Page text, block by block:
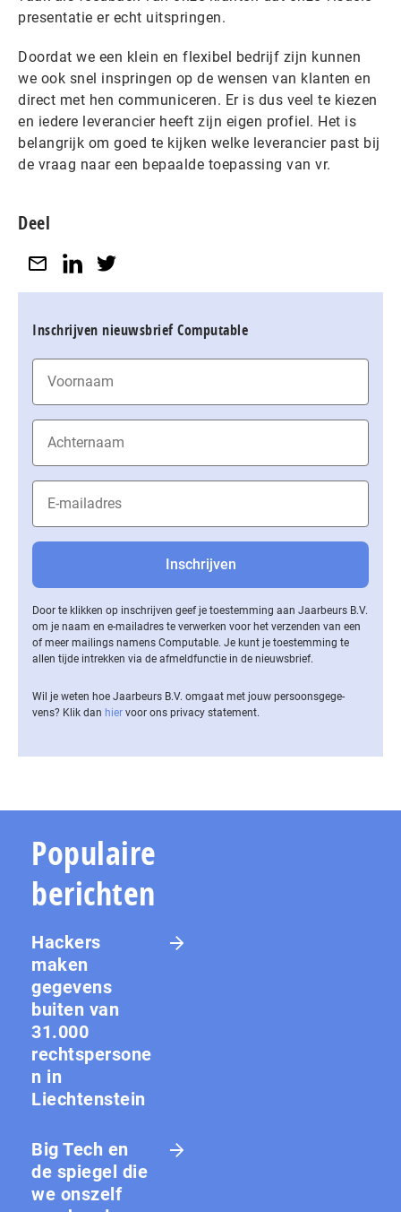
presentatie er echt uitspringen.
Doordat we een klein en flexibel bedrijf zijn kunnen
we ook snel inspringen op de wensen van klanten en
direct met hen communiceren. Er is dus veel te kiezen
en iedere leverancier heeft zijn eigen profiel. Het is
belangrijk om goed te kijken welke leverancier past bij
de vraag naar een bepaalde toepassing van vr.
Deel
Inschrijven nieuwsbrief Computable
Door te klikken op inschrijven geef je toestemming aan Jaarbeurs B.V.
om je naam en e-mailadres te verwerken voor het verzenden van een
of meer mailings namens Computable. Je kunt je toestemming te
allen tijde intrekken via de af­meld­func­tie in de nieuwsbrief.
Wil je weten hoe Jaarbeurs B.V. omgaat met jouw per­soons­ge­ge­
vens? Klik dan hier voor ons privacy statement.
Populaire
berichten
Hackers
maken
gegevens
buiten van
31.000
rechtspersone
n in
Liechtenstein
Big Tech en
de spiegel die
we onszelf